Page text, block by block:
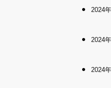
2024
2024
2024